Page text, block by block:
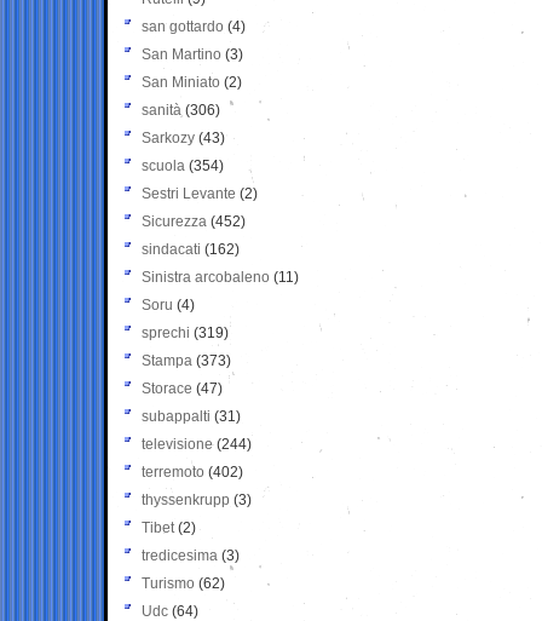
san gottardo (4)
San Martino (3)
San Miniato (2)
sanità (306)
Sarkozy (43)
scuola (354)
Sestri Levante (2)
Sicurezza (452)
sindacati (162)
Sinistra arcobaleno (11)
Soru (4)
sprechi (319)
Stampa (373)
Storace (47)
subappalti (31)
televisione(244)
terremoto (402)
thyssenkrupp (3)
Tibet(2)
tredicesima (3)
Turismo (62)
Udc (64)